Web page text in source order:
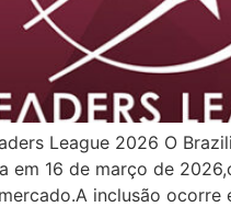
League 2026 O
em 16 de março de
inclusão ocorre